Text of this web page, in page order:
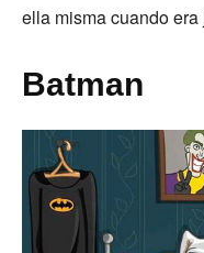
ella misma cuando era
Batman